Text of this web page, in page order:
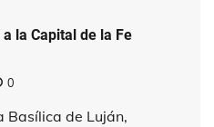
la Capital de la Fe
0
Basílica de Luján,